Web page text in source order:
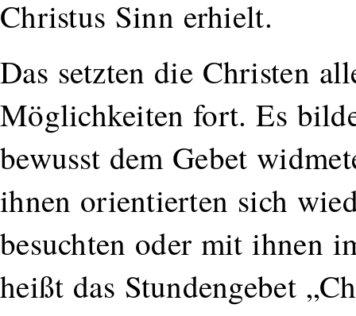
Christus Sinn erhielt.
Das setzten die Christen
Möglichkeiten fort. Es
bewusst dem Gebet
ihnen orientierten sich
besuchten oder mit ihnen
heißt das Stundengebet